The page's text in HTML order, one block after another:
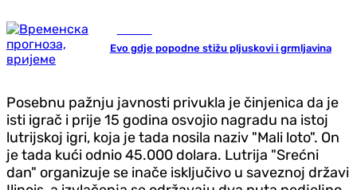
Evo gdje popodne stižu pljuskovi i grmljavina
Posebnu pažnju javnosti privukla je činjenica da je
isti igrač i prije 15 godina osvojio nagradu na istoj
lutrijskoj igri, koja je tada nosila naziv "Mali loto". On
je tada kući odnio 45.000 dolara. Lutrija "Srećni
dan" organizuje se inače isključivo u saveznoj državi